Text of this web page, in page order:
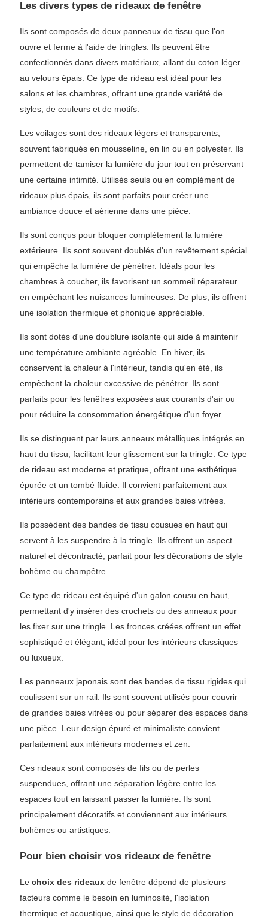
Les divers types de rideaux de fenêtre
Ils sont composés de deux panneaux de tissu que l'on
ouvre et ferme à l'aide de tringles. Ils peuvent être
confectionnés dans divers matériaux, allant du coton léger
au velours épais. Ce type de rideau est idéal pour les
salons et les chambres, offrant une grande variété de
styles, de couleurs et de motifs.
Les voilages sont des rideaux légers et transparents,
souvent fabriqués en mousseline, en lin ou en polyester. Ils
permettent de tamiser la lumière du jour tout en préservant
une certaine intimité. Utilisés seuls ou en complément de
rideaux plus épais, ils sont parfaits pour créer une
ambiance douce et aérienne dans une pièce.
Ils sont conçus pour bloquer complètement la lumière
extérieure. Ils sont souvent doublés d'un revêtement spécial
qui empêche la lumière de pénétrer. Idéals pour les
chambres à coucher, ils favorisent un sommeil réparateur
en empêchant les nuisances lumineuses. De plus, ils offrent
une isolation thermique et phonique appréciable.
Ils sont dotés d'une doublure isolante qui aide à maintenir
une température ambiante agréable. En hiver, ils
conservent la chaleur à l'intérieur, tandis qu'en été, ils
empêchent la chaleur excessive de pénétrer. Ils sont
parfaits pour les fenêtres exposées aux courants d'air ou
pour réduire la consommation énergétique d'un foyer.
Ils se distinguent par leurs anneaux métalliques intégrés en
haut du tissu, facilitant leur glissement sur la tringle. Ce type
de rideau est moderne et pratique, offrant une esthétique
épurée et un tombé fluide. Il convient parfaitement aux
intérieurs contemporains et aux grandes baies vitrées.
Ils possèdent des bandes de tissu cousues en haut qui
servent à les suspendre à la tringle. Ils offrent un aspect
naturel et décontracté, parfait pour les décorations de style
bohème ou champêtre.
Ce type de rideau est équipé d'un galon cousu en haut,
permettant d'y insérer des crochets ou des anneaux pour
les fixer sur une tringle. Les fronces créées offrent un effet
sophistiqué et élégant, idéal pour les intérieurs classiques
ou luxueux.
Les panneaux japonais sont des bandes de tissu rigides qui
coulissent sur un rail. Ils sont souvent utilisés pour couvrir
de grandes baies vitrées ou pour séparer des espaces dans
une pièce. Leur design épuré et minimaliste convient
parfaitement aux intérieurs modernes et zen.
Ces rideaux sont composés de fils ou de perles
suspendues, offrant une séparation légère entre les
espaces tout en laissant passer la lumière. Ils sont
principalement décoratifs et conviennent aux intérieurs
bohèmes ou artistiques.
Pour bien choisir vos rideaux de fenêtre
Le choix des rideaux de fenêtre dépend de plusieurs
facteurs comme le besoin en luminosité, l'isolation
thermique et acoustique, ainsi que le style de décoration